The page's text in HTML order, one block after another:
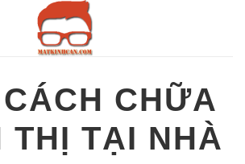
CÁCH CHỮA
THỊ TẠI NHÀ